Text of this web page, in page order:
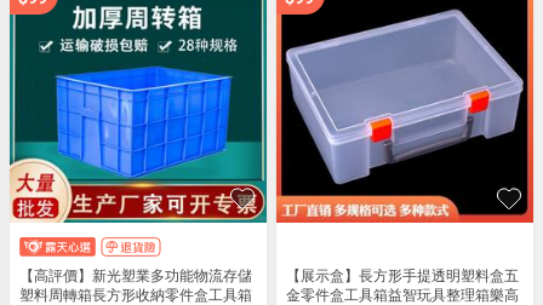
【高評價】新光塑業多功能物流存儲
塑料周轉箱長方形收納零件盒工具箱
【展示盒】長方形手提透明塑料盒五
金零件盒工具箱益智玩具整理箱樂高